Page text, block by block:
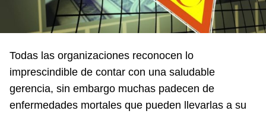
Todas las organizaciones reconocen lo
imprescindible de contar con una saludable
gerencia, sin embargo muchas padecen de
enfermedades mortales que pueden llevarlas a su